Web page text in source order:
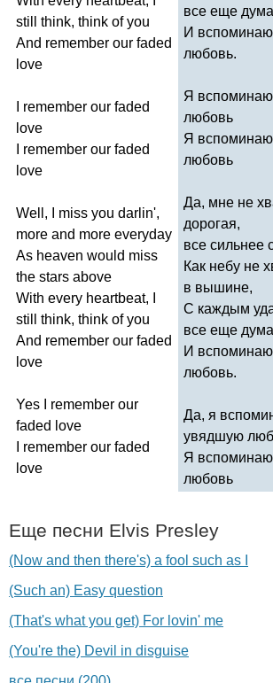
still
think, think of you
And remember our faded
love
remember our faded
love
remember our faded
love
Well , miss you darlin',
more and more everyday
As heaven would miss
the stars above
With every heartbeat,
still
think, think of you
And remember our faded
love
Yes remember our
faded love
remember our faded
love
все еще
И
любовь.
Я
любовь
Я
любовь
Да, мне не
дорогая,
все сильнее
Как небу не
в вышине,
С каждым
все еще
И
любовь.
Да, я
увядшую
Я
любовь
Еще песни Elvis Presley
(Now and then there's) a fool such as I
(Such an) Easy question
(That's what you get) For lovin' me
(You're the) Devil in disguise